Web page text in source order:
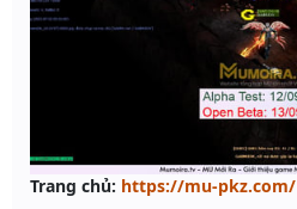
Trang chủ: https://mu-pkz.com/